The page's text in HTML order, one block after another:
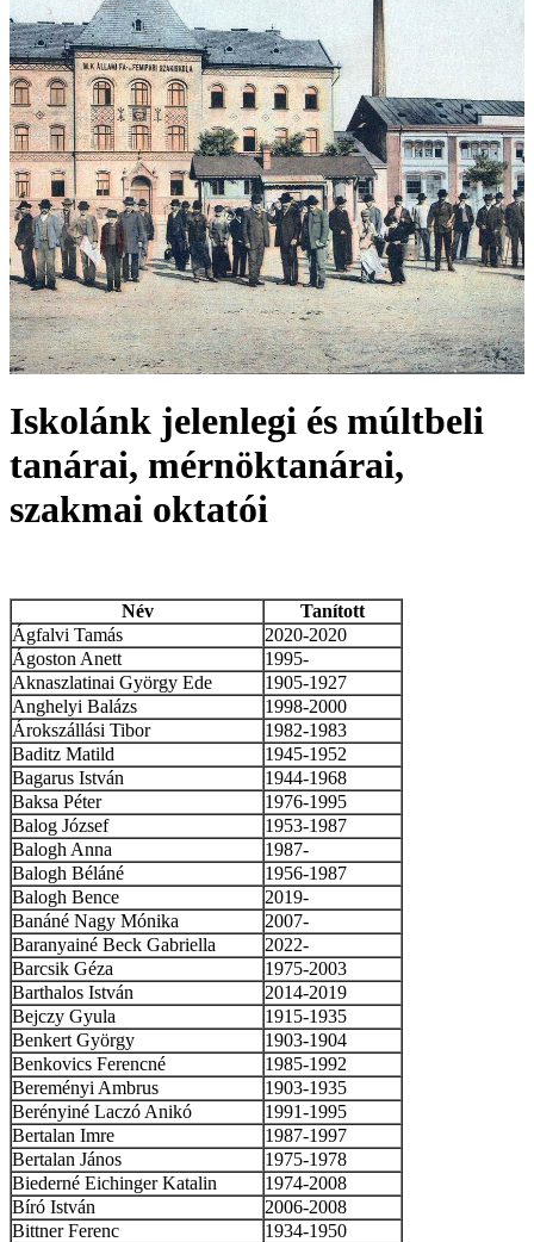
Iskolánk jelenlegi és múltbeli
tanárai, mérnöktanárai,
szakmai oktatói
Név
Tanított
Ágfalvi Tamás
2020-2020
Ágoston Anett
1995-
Aknaszlatinai György Ede
1905-1927
Anghelyi Balázs
1998-2000
Árokszállási Tibor
1982-1983
Baditz Matild
1945-1952
Bagarus István
1944-1968
Baksa Péter
1976-1995
Balog József
1953-1987
Balogh Anna
1987-
Balogh Béláné
1956-1987
Balogh Bence
2019-
Banáné Nagy Mónika
2007-
Baranyainé Beck Gabriella
2022-
Barcsik Géza
1975-2003
Barthalos István
2014-2019
Bejczy Gyula
1915-1935
Benkert György
1903-1904
Benkovics Ferencné
1985-1992
Bereményi Ambrus
1903-1935
Berényiné Laczó Anikó
1991-1995
Bertalan Imre
1987-1997
Bertalan János
1975-1978
Biederné Eichinger Katalin
1974-2008
Bíró István
2006-2008
Bittner Ferenc
1934-1950